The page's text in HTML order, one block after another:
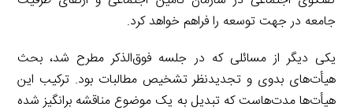
جامعه در جهت توسعه را فراهم خواهد کرد.
یکی دیگر از مسائلی که در جلسه فوق‌الذکر مطرح شد، بحث
هیأت‌های بدوی و تجدیدنظر تشخیص مطالبات بود. ترکیب این
هیأت‌ها مدت‌هاست که تبدیل به یک موضوع مناقشه برانگیز شده